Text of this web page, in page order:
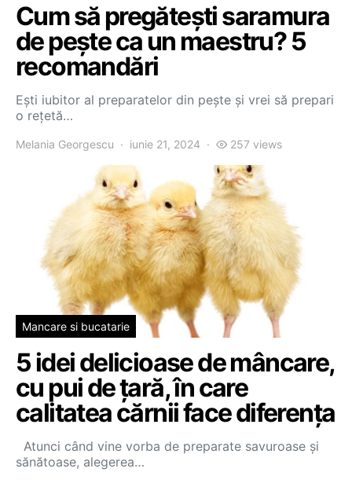
Cum să pregătești saramura
de pește ca un maestru? 5
recomandări
Ești iubitor al preparatelor din pește și vrei să prepari
o rețetă…
Melania Georgescu iunie 21, 2024 257 views
Mancare si bucatarie
5 idei delicioase de mâncare,
cu pui de țară, în care
calitatea cărnii face diferența
Atunci când vine vorba de preparate savuroase și
sănătoase, alegerea…